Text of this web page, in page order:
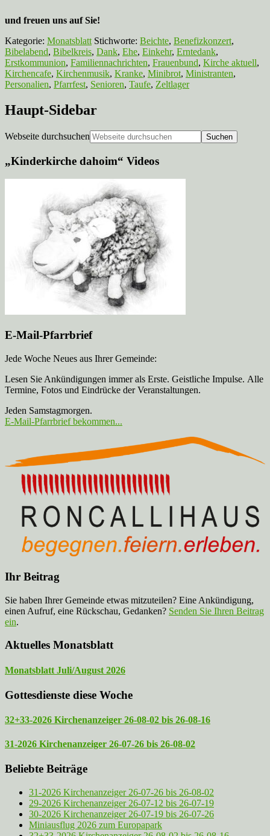
und freuen uns auf Sie!
Kategorie: Monatsblatt Stichworte: Beichte, Benefizkonzert,
Bibelabend, Bibelkreis, Dank, Ehe, Einkehr, Erntedank,
Erstkommunion, Familiennachrichten, Frauenbund, Kirche aktuell,
Kirchencafe, Kirchenmusik, Kranke, Minibrot, Ministranten,
Personalien, Pfarrfest, Senioren, Taufe, Zeltlager
Haupt-Sidebar
Webseite durchsuchen
„Kinderkirche dahoim“ Videos
E-Mail-Pfarrbrief
Jede Woche Neues aus Ihrer Gemeinde:
Lesen Sie Ankündigungen immer als Erste. Geistliche Impulse. Alle
Termine, Fotos und Eindrücke der Veranstaltungen.
Jeden Samstagmorgen.
E-Mail-Pfarrbrief bekommen...
Ihr Beitrag
Sie haben Ihrer Gemeinde etwas mitzuteilen? Eine Ankündigung,
einen Aufruf, eine Rückschau, Gedanken? Senden Sie Ihren Beitrag
ein.
Aktuelles Monatsblatt
Monatsblatt Juli/August 2026
Gottesdienste diese Woche
32+33-2026 Kirchenanzeiger 26-08-02 bis 26-08-16
31-2026 Kirchenanzeiger 26-07-26 bis 26-08-02
Beliebte Beiträge
31-2026 Kirchenanzeiger 26-07-26 bis 26-08-02
29-2026 Kirchenanzeiger 26-07-12 bis 26-07-19
30-2026 Kirchenanzeiger 26-07-19 bis 26-07-26
Miniausflug 2026 zum Europapark